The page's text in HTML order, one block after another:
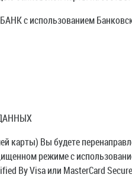
с использованием
карты) Вы будете
режиме с
By Visa или MasterCard